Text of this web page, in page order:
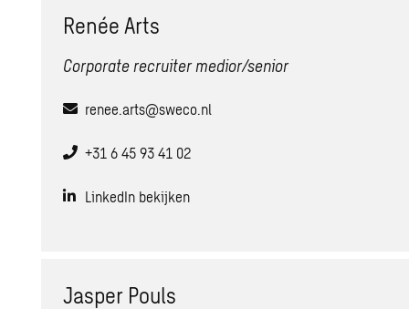
Renée Arts
Corporate recruiter medior/senior
renee.arts@sweco.nl
+31 6 45 93 41 02
LinkedIn bekijken
Jasper Pouls